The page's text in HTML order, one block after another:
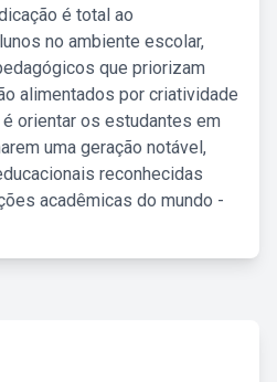
é total ao
no ambiente escolar,
que priorizam
alimentados por criatividade
orientar os estudantes em
uma geração notável,
reconhecidas
acadêmicas do mundo -